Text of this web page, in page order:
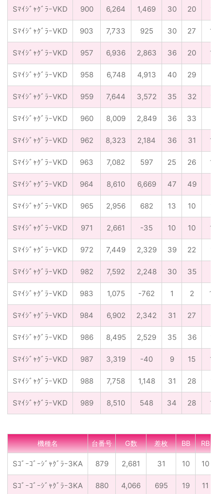
SﾏｲｼﾞｬｸﾞﾗｰVKD 900 6,264 1,469 30 20
SﾏｲｼﾞｬｸﾞﾗｰVKD 903 7,733 925 30 27 1/
SﾏｲｼﾞｬｸﾞﾗｰVKD 957 6,936 2,863 36 20 1/
SﾏｲｼﾞｬｸﾞﾗｰVKD 958 6,748 4,913 40 29
SﾏｲｼﾞｬｸﾞﾗｰVKD 959 7,644 3,572 35 32
SﾏｲｼﾞｬｸﾞﾗｰVKD 960 8,009 2,849 36 33
SﾏｲｼﾞｬｸﾞﾗｰVKD 962 8,323 2,184 36 31 1/
SﾏｲｼﾞｬｸﾞﾗｰVKD 963 7,082 597 25 26 1/
SﾏｲｼﾞｬｸﾞﾗｰVKD 964 8,610 6,669 47 49
SﾏｲｼﾞｬｸﾞﾗｰVKD 965 2,956 682 13 10
SﾏｲｼﾞｬｸﾞﾗｰVKD 971 2,661 -35 10 10 1/
SﾏｲｼﾞｬｸﾞﾗｰVKD 972 7,449 2,329 39 22
SﾏｲｼﾞｬｸﾞﾗｰVKD 982 7,592 2,248 30 35
SﾏｲｼﾞｬｸﾞﾗｰVKD 983 1,075 -762 1 2 1/
SﾏｲｼﾞｬｸﾞﾗｰVKD 984 6,902 2,342 31 27
SﾏｲｼﾞｬｸﾞﾗｰVKD 986 8,495 2,529 35 36
SﾏｲｼﾞｬｸﾞﾗｰVKD 987 3,319 -40 9 15 1/
SﾏｲｼﾞｬｸﾞﾗｰVKD 988 7,758 1,148 31 28
SﾏｲｼﾞｬｸﾞﾗｰVKD 989 8,510 548 34 28 1/
機種名 台番号 G数 差枚 BB RB
Sｺﾞｰｺﾞｰｼﾞｬｸﾞﾗｰ3KA 879 2,681 31 10 10
Sｺﾞｰｺﾞｰｼﾞｬｸﾞﾗｰ3KA 880 4,066 695 19 11